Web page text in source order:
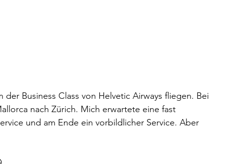
Business Class von Helvetic Airways fliegen. Bei
nach Zürich. Mich erwartete eine fast
und am Ende ein vorbildlicher Service. Aber